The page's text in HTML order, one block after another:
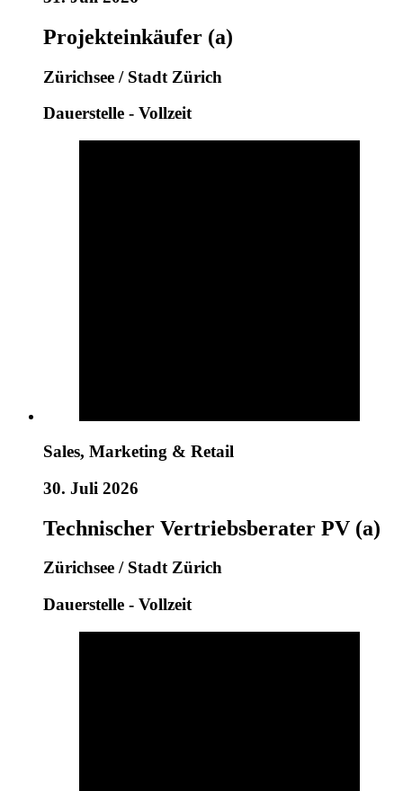
Projekteinkäufer (a)
Zürichsee / Stadt Zürich
Dauerstelle - Vollzeit
Sales, Marketing & Retail
30. Juli 2026
Technischer Vertriebsberater PV (a)
Zürichsee / Stadt Zürich
Dauerstelle - Vollzeit